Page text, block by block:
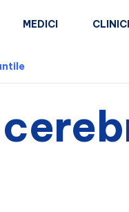
MEDICI